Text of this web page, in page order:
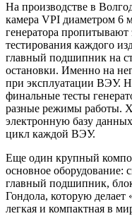
На производстве в
камера VPI ​диаметром 6
генератора
тестирования каждого
главный подшипник на
остановки. Именно на
при эксплуатации ВЭУ.
финальные тесты
разные режимы работы.
электронную базу
цикл каждой ВЭУ.
Еще один крупный
основное оборудование:
главный подшипник,
Гондола, которую
легкая и компактная в